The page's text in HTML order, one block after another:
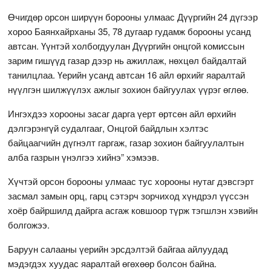
Өчигдөр орсон ширүүн борооны улмаас Дүүргийн 24 дүгээр
хороо Баянхайрханы 35, 78 дугаар гудамж борооны усанд
автсан. Үүнтэй холбогдуулан Дүүргийн онцгой комиссын
зарим гишүүд газар дээр нь ажиллаж, нөхцөл байдалтай
танилцлаа. Үерийн усанд автсан 16 айл өрхийг яаралтай
нүүлгэн шилжүүлэх ажлыг зохион байгуулах үүрэг өглөө.
Ингэхдээ хорооны засаг дарга үерт өртсөн айл өрхийн
дэлгэрэнгүй cудалгааг, Онцгой байдлын хэлтэс
байцаагчийн дүгнэлт гаргаж, газар зохион байгуулалтын
алба газрын үнэлгээ хийнэ” хэмээв.
Хүчтэй орсон борооны улмаас тус хорооны нутаг дэвсгэрт
засмал замын орц, гарц сэтэрч зорчиход хүндрэл үүссэн
хоёр байршилд дайрга асгаж ковшоор түрж тэгшлэн хэвийн
болгожээ.
Баруун салааны үерийн эрсдэлтэй байгаа айлуудад
мэдэгдэх хуудас яаралтай өгөхөөр болсон байна.